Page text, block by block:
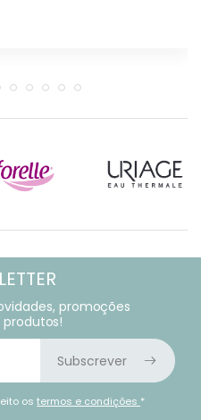
promoções
Subscrever
ostermos e condições *